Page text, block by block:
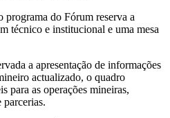
do Fórum reserva a
técnico e institucional e uma mesa
a apresentação de informações
actualizado, o quadro
para as operações mineiras,